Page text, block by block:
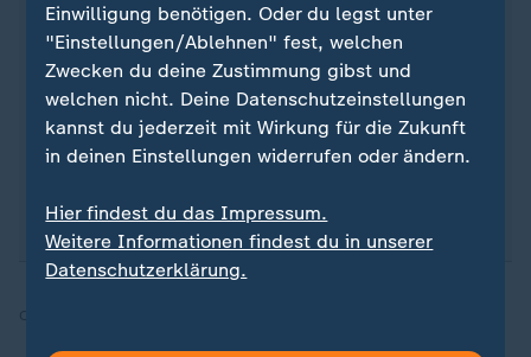
Sie wollen auf dem Laufenden bleiben? Dann sind
Sie beim ZDFheute-WhatsApp-Channel richtig. Hier
erhalten Sie die wichtigsten Nachrichten auf Ihr
Smartphone. Nehmen Sie teil an Umfragen oder
lassen Sie sich durch unseren Podcast "Kurze
Auszeit" inspirieren.Zur Anmeldung : ZDFheute-
Einwilligung benötigen. Oder du legst unter
"Einstellungen/Ablehnen" fest, welchen
Zwecken du deine Zustimmung gibst und
welchen nicht. Deine Datenschutzeinstellungen
kannst du jederzeit mit Wirkung für die Zukunft
in deinen Einstellungen widerrufen oder ändern.
Hier findest du das Impressum.
Weitere Informationen findest du in unserer
Datenschutzerklärung.